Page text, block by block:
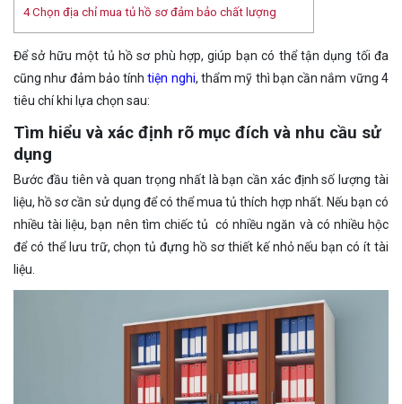
4Chọn địa chỉ mua tủ hồ sơ đảm bảo chất lượng
Để sở hữu một tủ hồ sơ phù hợp, giúp bạn có thể tận dụng tối đa
cũng như đảm bảo tínhtiện nghi, thẩm mỹ thì bạn cần nắm vững 4
tiêu chí khi lựa chọn sau:
Tìm hiểu và xác định rõ mục đích và nhu cầu sử
dụng
Bước đầu tiên và quan trọng nhất là bạn cần xác định số lượng tài
liệu, hồ sơ cần sử dụng để có thể mua tủ thích hợp nhất. Nếu bạn có
nhiều tài liệu, bạn nên tìm chiếc tủ có nhiều ngăn và có nhiều hộc
để có thể lưu trữ, chọn tủ đựng hồ sơ thiết kế nhỏ nếu bạn có ít tài
liệu.